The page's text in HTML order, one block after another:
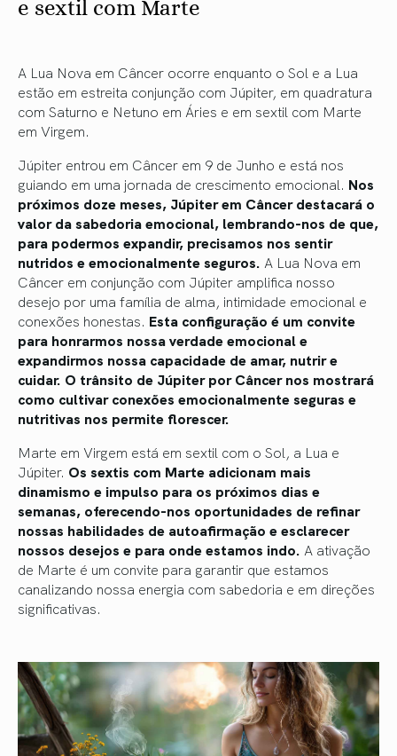
e sextil com Marte
A Lua Nova em Câncer ocorre enquanto o Sol e a Lua
estão em estreita conjunção com Júpiter, em quadratura
com Saturno e Netuno em Áries e em sextil com Marte
em Virgem.
Júpiter entrou em Câncer em 9 de Junho e está nos
guiando em uma jornada de crescimento emocional. Nos
próximos doze meses, Júpiter em Câncer destacará o
valor da sabedoria emocional, lembrando-nos de que,
para podermos expandir, precisamos nos sentir
nutridos e emocionalmente seguros. A Lua Nova em
Câncer em conjunção com Júpiter amplifica nosso
desejo por uma família de alma, intimidade emocional e
conexões honestas. Esta configuração é um convite
para honrarmos nossa verdade emocional e
expandirmos nossa capacidade de amar, nutrir e
cuidar. O trânsito de Júpiter por Câncer nos mostrará
como cultivar conexões emocionalmente seguras e
nutritivas nos permite florescer.
Marte em Virgem está em sextil com o Sol, a Lua e
Júpiter. Os sextis com Marte adicionam mais
dinamismo e impulso para os próximos dias e
semanas, oferecendo-nos oportunidades de refinar
nossas habilidades de autoafirmação e esclarecer
nossos desejos e para onde estamos indo. A ativação
de Marte é um convite para garantir que estamos
canalizando nossa energia com sabedoria e em direções
significativas.